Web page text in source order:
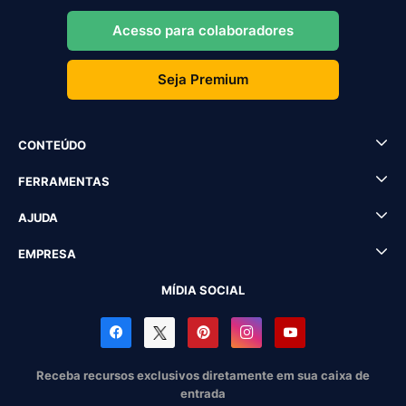
Acesso para colaboradores
Seja Premium
CONTEÚDO
FERRAMENTAS
AJUDA
EMPRESA
MÍDIA SOCIAL
Receba recursos exclusivos diretamente em sua caixa de
entrada